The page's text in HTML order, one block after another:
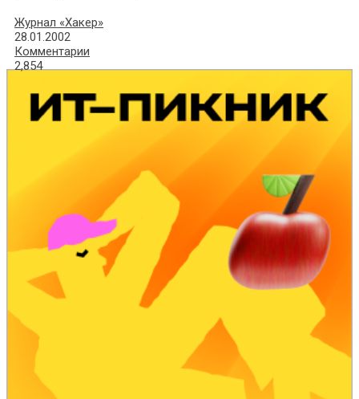
Журнал «Хакер»
28.01.2002
Комментарии
2,854